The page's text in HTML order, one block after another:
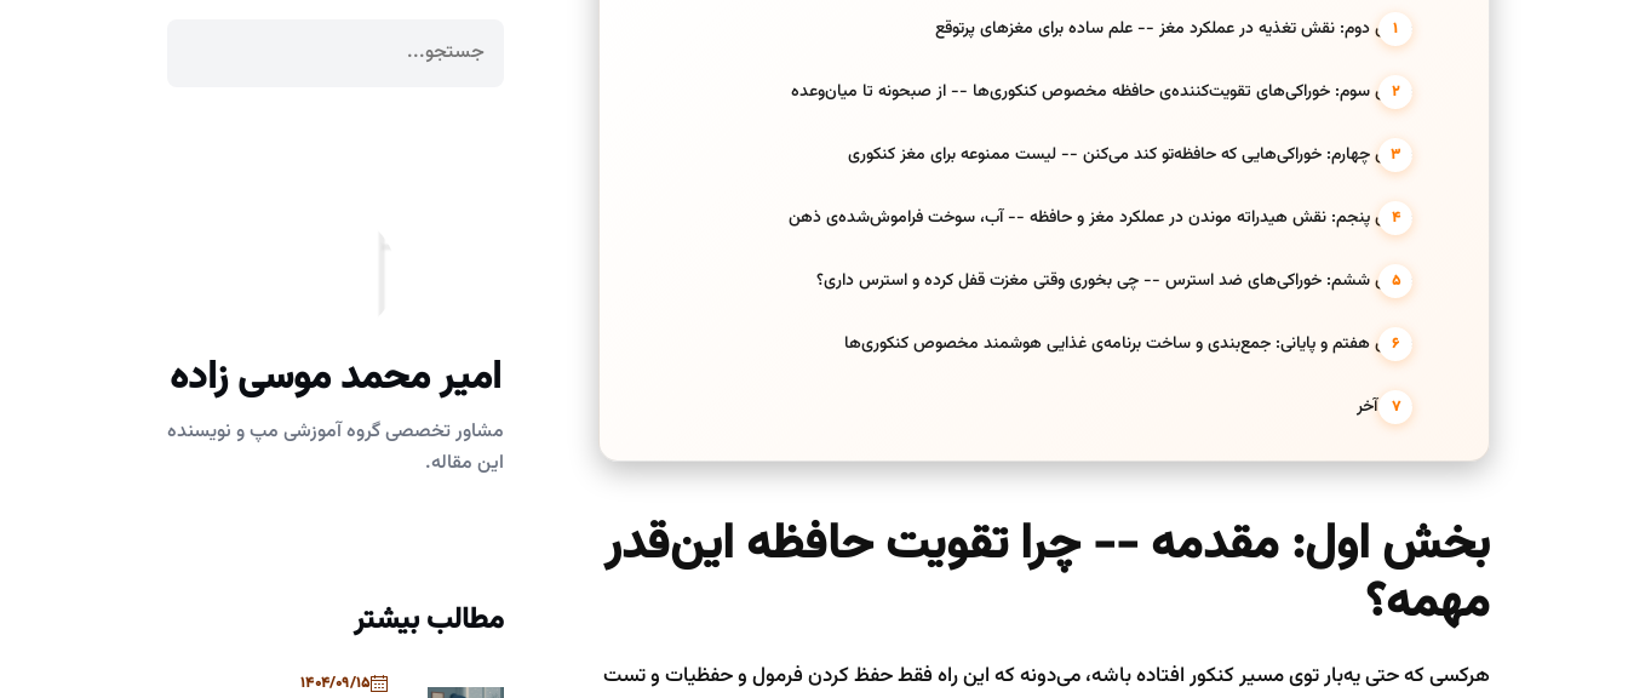
بخش دوم: نقش تغذیه در عملکرد مغز -- علم ساده برای مغزهای پرتوقع
بخش سوم: خوراکی‌های تقویت‌کننده‌ی حافظه مخصوص کنکوری‌ها -- از صبحونه تا میان‌وعده
بخش چهارم: خوراکی‌هایی که حافظه‌تو کند می‌کنن -- لیست ممنوعه برای مغز کنکوری
بخش پنجم: نقش هیدراته موندن در عملکرد مغز و حافظه -- آب، سوخت فراموش‌شده‌ی ذهن
بخش ششم: خوراکی‌های ضد استرس -- چی بخوری وقتی مغزت قفل کرده و استرس داری؟
بخش هفتم و پایانی: جمع‌بندی و ساخت برنامه‌ی غذایی هوشمند مخصوص کنکوری‌ها
حرف آخر
بخش اول: مقدمه -- چرا تقویت حافظه این‌قدر
مهمه؟
هرکسی که حتی یه‌بار توی مسیر کنکور افتاده باشه، می‌دونه که این راه فقط حفظ کردن فرمول و حفظیات و تست
امیر محمد موسی زاده
مشاور تخصصی گروه آموزشی مپ و نویسنده
این مقاله.
مطالب بیشتر
1404/09/15